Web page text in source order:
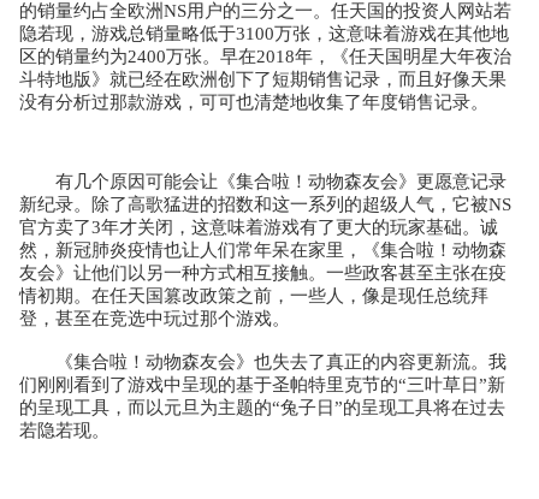
的销量约占全欧洲NS用户的三分之一。任天国的投资人网站若
隐若现，游戏总销量略低于3100万张，这意味着游戏在其他地
区的销量约为2400万张。早在2018年，《任天国明星大年夜治
斗特地版》就已经在欧洲创下了短期销售记录，而且好像天果
没有分析过那款游戏，可可也清楚地收集了年度销售记录。
有几个原因可能会让《集合啦！动物森友会》更愿意记录
新纪录。除了高歌猛进的招数和这一系列的超级人气，它被NS
官方卖了3年才关闭，这意味着游戏有了更大的玩家基础。诚
然，新冠肺炎疫情也让人们常年呆在家里，《集合啦！动物森
友会》让他们以另一种方式相互接触。一些政客甚至主张在疫
情初期。在任天国篡改政策之前，一些人，像是现任总统拜
登，甚至在竞选中玩过那个游戏。
《集合啦！动物森友会》也失去了真正的内容更新流。我
们刚刚看到了游戏中呈现的基于圣帕特里克节的“三叶草日”新
的呈现工具，而以元旦为主题的“兔子日”的呈现工具将在过去
若隐若现。